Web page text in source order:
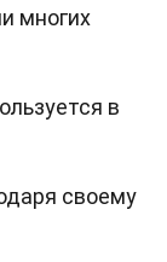
многих
в
своему